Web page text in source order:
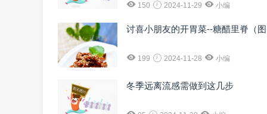
150 2024-11-29 小编
讨喜小朋友的开胃菜--糖醋里脊（
199 2024-11-28 小编
冬季远离流感需做到这几步